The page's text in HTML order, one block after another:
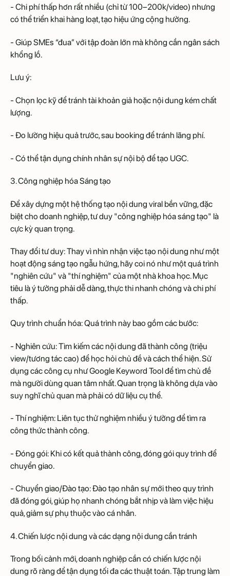
- Chi phí thấp hơn rất nhiều (chỉ từ 100–200k/video) nhưng
có thể triển khai hàng loạt, tạo hiệu ứng cộng hưởng.
- Giúp SMEs “đua” với tập đoàn lớn mà không cần ngân sách
khổng lồ.
Lưu ý:
- Chọn lọc kỹ để tránh tài khoản giả hoặc nội dung kém chất
lượng.
- Đo lường hiệu quả trước, sau booking để tránh lãng phí.
- Có thể tận dụng chính nhân sự nội bộ để tạo UGC.
3. Công nghiệp hóa Sáng tạo
Để xây dựng một hệ thống tạo nội dung viral bền vững, đặc
biệt cho doanh nghiệp, tư duy "công nghiệp hóa sáng tạo" là
cực kỳ quan trọng.
Thay đổi tư duy: Thay vì nhìn nhận việc tạo nội dung như một
hoạt động sáng tạo ngẫu hứng, hãy coi nó như một quá trình
"nghiên cứu" và "thí nghiệm" của một nhà khoa học. Mục
tiêu là ý tưởng phải dễ dàng, thực thi nhanh chóng và chi phí
thấp.
Quy trình chuẩn hóa: Quá trình này bao gồm các bước:
- Nghiên cứu: Tìm kiếm các nội dung đã thành công (triệu
view/tương tác cao) để học hỏi chủ đề và cách thể hiện. Sử
dụng các công cụ như Google Keyword Tool để tìm chủ đề
mà người dùng quan tâm nhất. Quan trọng là không dựa vào
suy nghĩ chủ quan mà phải có dữ liệu cụ thể.
- Thí nghiệm: Liên tục thử nghiệm nhiều ý tưởng để tìm ra
công thức thành công.
- Đóng gói: Khi có kết quả thành công, đóng gói quy trình để
chuyển giao.
- Chuyển giao/Đào tạo: Đào tạo nhân sự mới theo quy trình
đã đóng gói, giúp họ nhanh chóng bắt nhịp và làm việc hiệu
quả, giảm sự phụ thuộc vào cá nhân.
4. Chiến lược nội dung và các dạng nội dung cần tránh
Trong bối cảnh mới, doanh nghiệp cần có chiến lược nội
dung rõ ràng để tận dụng tối đa các thuật toán. Tập trung làm